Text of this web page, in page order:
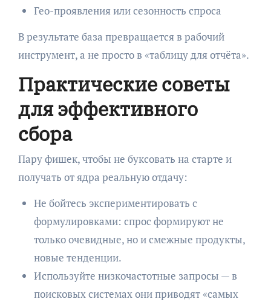
Гео-проявления или сезонность спроса
В результате база превращается в рабочий
инструмент, а не просто в «таблицу для отчёта».
Практические советы
для эффективного
сбора
Пару фишек, чтобы не буксовать на старте и
получать от ядра реальную отдачу:
Не бойтесь экспериментировать с
формулировками: спрос формируют не
только очевидные, но и смежные продукты,
новые тенденции.
Используйте низкочастотные запросы — в
поисковых системах они приводят «самых